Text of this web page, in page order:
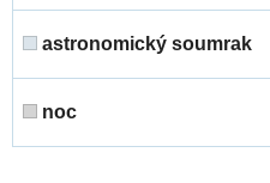
astronomický soumrak
noc